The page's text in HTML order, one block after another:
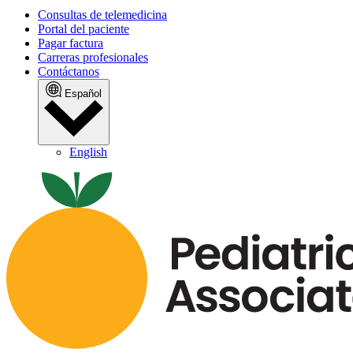
Consultas de telemedicina
Portal del paciente
Pagar factura
Carreras profesionales
Contáctanos
Español
English